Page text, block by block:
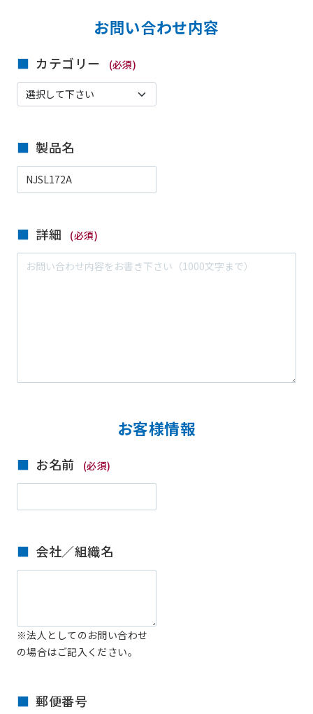
お問い合わせ内容
カテゴリー (必須)
製品名
詳細 (必須)
お客様情報
お名前 (必須)
会社／組織名
※法人としてのお問い合わせ
の場合はご記入ください。
郵便番号